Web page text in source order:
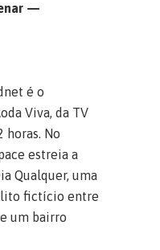
—
é o
Viva, da TV
horas. No
estreia a
Qualquer, uma
fictício entre
um bairro